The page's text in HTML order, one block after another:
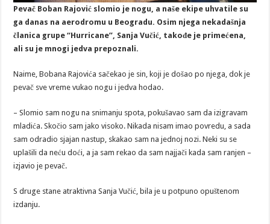
Pevač Boban Rajović slomio je nogu, a naše ekipe uhvatile su
ga danas na aerodromu u Beogradu. Osim njega nekadašnja
članica grupe “Hurricane”, Sanja Vučić, takođe je primećena,
ali su je mnogi jedva prepoznali.
Naime, Bobana Rajovića sačekao je sin, koji je došao po njega, dok je
pevač sve vreme vukao nogu i jedva hodao.
– Slomio sam nogu na snimanju spota, pokušavao sam da izigravam
mladića. Skočio sam jako visoko. Nikada nisam imao povredu, a sada
sam odradio sjajan nastup, skakao sam na jednoj nozi. Neki su se
uplašili da neću doći, a ja sam rekao da sam najjači kada sam ranjen –
izjavio je pevač.
S druge stane atraktivna Sanja Vučić, bila je u potpuno opuštenom
izdanju.